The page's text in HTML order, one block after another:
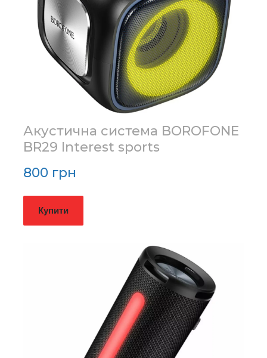
Акустична система BOROFONE
BR29 Interest sports
800 грн
Купити